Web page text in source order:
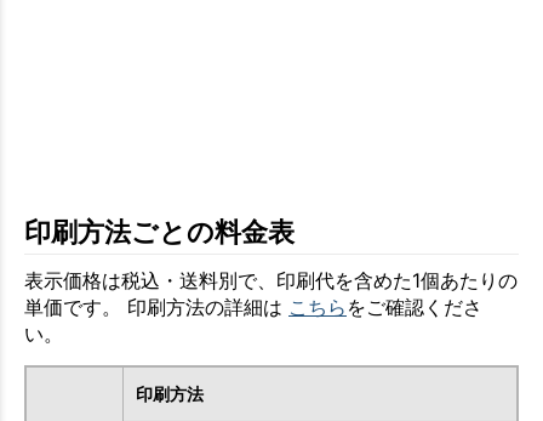
印刷方法ごとの料金表
表示価格は税込・送料別で、印刷代を含めた1個あたりの
単価です。 印刷方法の詳細は こちら をご確認くださ
い。
印刷方法